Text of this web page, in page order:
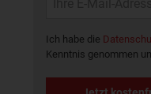
Ich habe die
Kenntnis genommen